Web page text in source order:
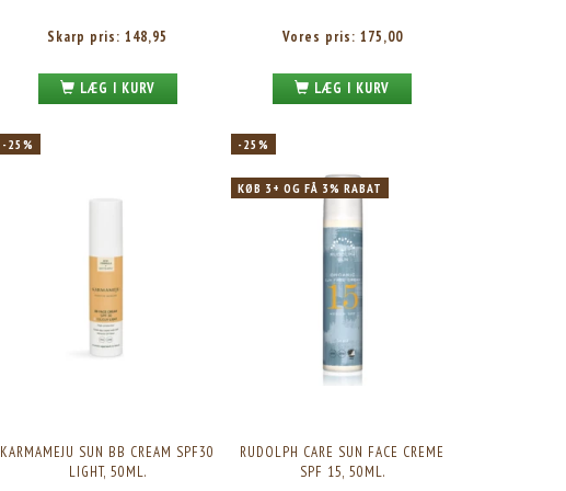
Skarp pris:148,95
LÆG I KURV
Vores pris: 175,00
LÆG I KURV
-25%
KARMAMEJU SUN BB CREAM SPF30
LIGHT, 50ML.
-25%
KØB 3+ OG FÅ 3% RABAT
RUDOLPH CARE SUN FACE CREME
SPF 15, 50ML.